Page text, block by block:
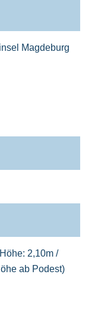
Magdeburg
2,10m /
ab Podest)